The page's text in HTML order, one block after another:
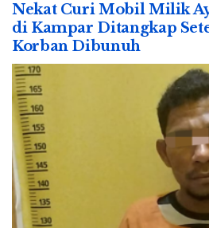
Nekat Curi Mobil Milik
di Kampar Ditangkap
Korban Dibunuh